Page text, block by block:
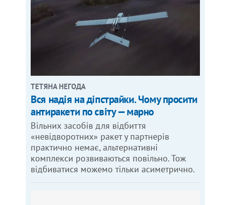
ТЕТЯНА НЕГОДА
Вся надія на діпстрайки. Чому просити
антиракети по світу — марно
Вільних засобів для відбиття
«невідворотних» ракет у партнерів
практично немає, альтернативні
комплекси розвиваються повільно. Тож
відбиватися можемо тільки асиметрично.